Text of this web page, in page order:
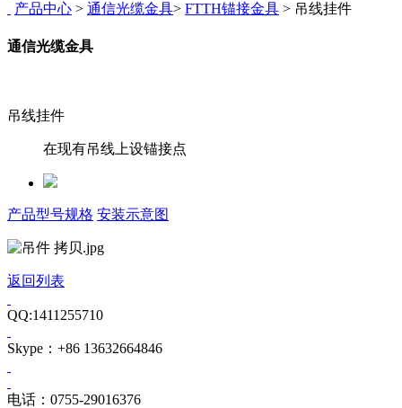
产品中心 > 通信光缆金具> FTTH锚接金具 > 吊线挂件
通信光缆金具
吊线挂件
在现有吊线上设锚接点
产品型号规格 安装示意图
返回列表
QQ:1411255710
Skype：+86 13632664846
电话：0755-29016376